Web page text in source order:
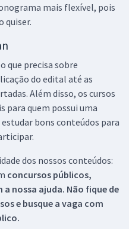
mais flexível, pois
quiser.
que precisa sobre
do edital até as
Além disso, os cursos
para quem possui uma
bons conteúdos para
dos nossos conteúdos:
concursos públicos,
a nossa ajuda. Não fique de
e busque a vaga com